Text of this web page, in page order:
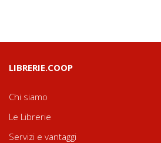
LIBRERIE.COOP
Chi siamo
Le Librerie
Servizi e vantaggi